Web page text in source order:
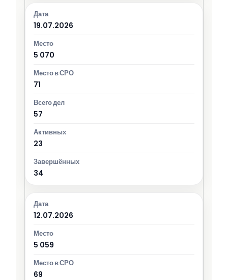
19.07.2026
5 070
71
57
23
34
12.07.2026
5 059
69